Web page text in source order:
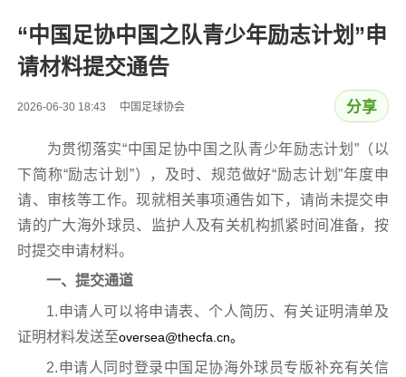
“中国足协中国之队青少年励志计划”申
请材料提交通告
2026-06-30 18:43 中国足球协会 分享
为贯彻落实“中国足协中国之队青少年励志计划”（以
下简称“励志计划”），及时、规范做好“励志计划”年度申
请、审核等工作。现就相关事项通告如下，请尚未提交申
请的广大海外球员、监护人及有关机构抓紧时间准备，按
时提交申请材料。
一、提交通道
1.申请人可以将申请表、个人简历、有关证明清单及
证明材料发送至oversea@thecfa.cn。
2.申请人同时登录中国足协海外球员专版补充有关信